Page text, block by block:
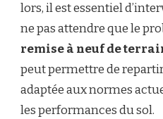
lors, il est essentiel
ne pas attendre que le
remise à neuf de
peut permettre de
adaptée aux normes
les performances du sol.